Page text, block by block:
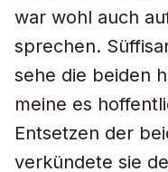
war wohl auch
sprechen.
sehe die beiden
meine es
Entsetzen der
verkündete sie